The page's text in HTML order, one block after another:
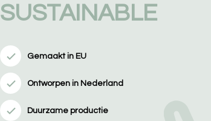
SUSTAINABLE
Gemaakt in EU
Ontworpen in Nederland
Duurzame productie